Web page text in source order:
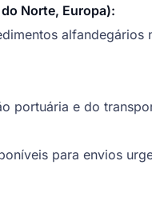
Norte, Europa):
alfandegários
portuária e do
para envios